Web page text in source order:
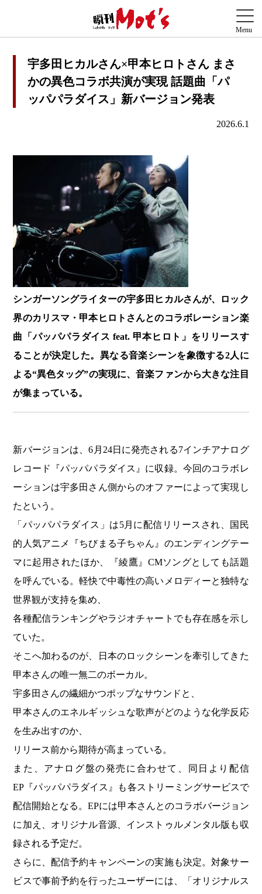
宇多田ヒカルさん×甲本ヒロトさん まさ
かの異色コラボ共演が実現 話題曲「パ
ッパパラダイス」新バージョン発表
2026.6.1
シンガーソングライターの宇多田ヒカルさんが、ロック
界のカリスマ・甲本ヒロトさんとのコラボレーション楽
曲「パッパパラダイス feat. 甲本ヒロト」をリリースす
ることが決定した。異なる音楽シーンを象徴する2人に
よる“異色タッグ”の実現に、音楽ファンから大きな注目
が集まっている。
新バージョンは、6月24日に発売される7インチアナログ
レコード『パッパパラダイス』に収録。今回のコラボレ
ーションは宇多田さん側からのオファーによって実現し
たという。
「パッパパラダイス」は5月に配信リリースされ、国民
的人気アニメ『ちびまる子ちゃん』のエンディングテー
マに起用されたほか、『綾鷹』CMソングとしても話題
を呼んでいる。軽快で中毒性の高いメロディーと独特な
世界観が支持を集め、
各種配信ランキングやラジオチャートでも存在感を示し
ていた。
そこへ加わるのが、日本のロックシーンを牽引してきた
甲本さんの唯一無二のボーカル。
宇多田さんの繊細かつポップなサウンドと、
甲本さんのエネルギッシュな歌声がどのような化学反応
を生み出すのか、
リリース前から期待が高まっている。
また、アナログ盤の発売に合わせて、同日より配信
EP『パッパパラダイス』も各ストリーミングサービスで
配信開始となる。EPには甲本さんとのコラボバージョン
に加え、オリジナル音源、インストゥルメンタル版も収
録される予定だ。
さらに、配信予約キャンペーンの実施も決定。対象サー
ビスで事前予約を行ったユーザーには、「オリジナルス